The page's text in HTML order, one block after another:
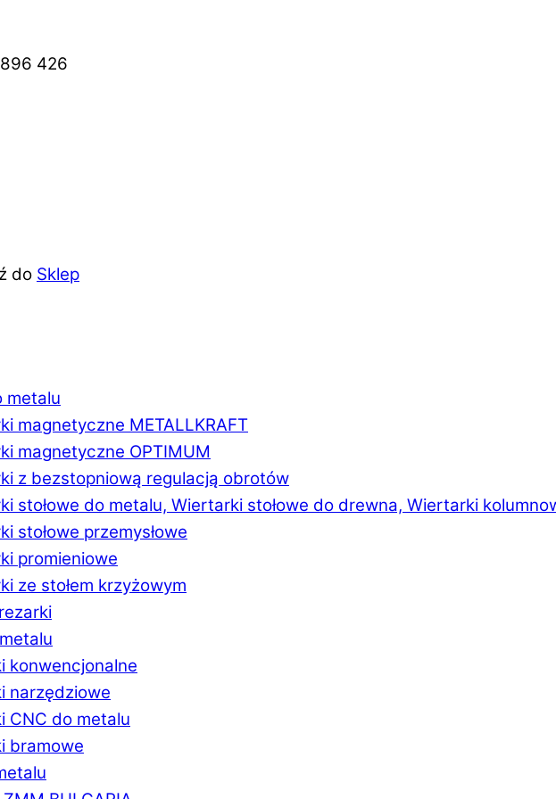
426
do Sklep
metalu
magnetyczne METALLKRAFT
magnetyczne OPTIMUM
z bezstopniową regulacją obrotów
stołowe do metalu, Wiertarki stołowe do drewna, Wiertarki
stołowe przemysłowe
promieniowe
ze stołem krzyżowym
konwencjonalne
narzędziowe
CNC do metalu
bramowe